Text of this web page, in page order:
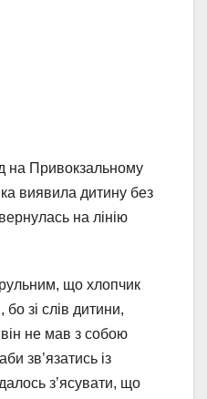
на Привокзальному
виявила дитину без
на лінію
що хлопчик
зі слів дитини,
не мав з собою
зв’язатись із
з’ясувати, що